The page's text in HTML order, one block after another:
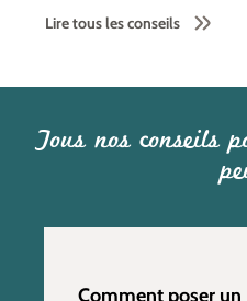
Lire tous les conseils
Tous nos conseils
Comment poser un